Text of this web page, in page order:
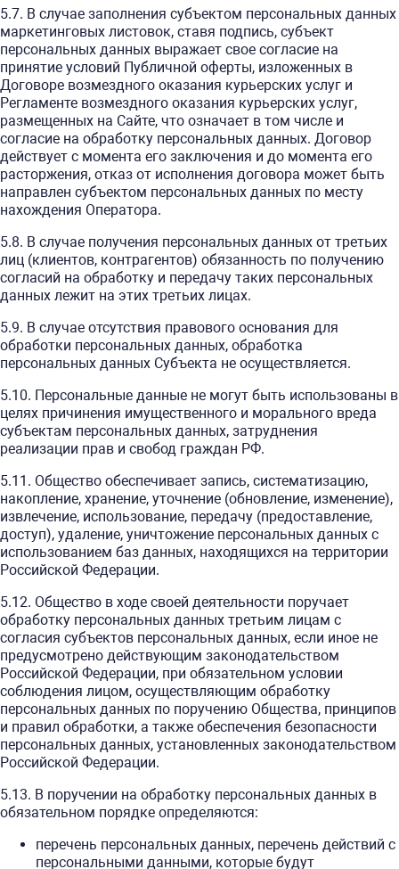
5.7. В случае заполнения субъектом персональных данных
маркетинговых листовок, ставя подпись, субъект
персональных данных выражает свое согласие на
принятие условий Публичной оферты, изложенных в
Договоре возмездного оказания курьерских услуг и
Регламенте возмездного оказания курьерских услуг,
размещенных на Сайте, что означает в том числе и
согласие на обработку персональных данных. Договор
действует с момента его заключения и до момента его
расторжения, отказ от исполнения договора может быть
направлен субъектом персональных данных по месту
нахождения Оператора.
5.8. В случае получения персональных данных от третьих
лиц (клиентов, контрагентов) обязанность по получению
согласий на обработку и передачу таких персональных
данных лежит на этих третьих лицах.
5.9. В случае отсутствия правового основания для
обработки персональных данных, обработка
персональных данных Субъекта не осуществляется.
5.10. Персональные данные не могут быть использованы в
целях причинения имущественного и морального вреда
субъектам персональных данных, затруднения
реализации прав и свобод граждан РФ.
5.11. Общество обеспечивает запись, систематизацию,
накопление, хранение, уточнение (обновление, изменение),
извлечение, использование, передачу (предоставление,
доступ), удаление, уничтожение персональных данных с
использованием баз данных, находящихся на территории
Российской Федерации.
5.12. Общество в ходе своей деятельности поручает
обработку персональных данных третьим лицам с
согласия субъектов персональных данных, если иное не
предусмотрено действующим законодательством
Российской Федерации, при обязательном условии
соблюдения лицом, осуществляющим обработку
персональных данных по поручению Общества, принципов
и правил обработки, а также обеспечения безопасности
персональных данных, установленных законодательством
Российской Федерации.
5.13. В поручении на обработку персональных данных в
обязательном порядке определяются:
перечень персональных данных, перечень действий с
персональными данными, которые будут